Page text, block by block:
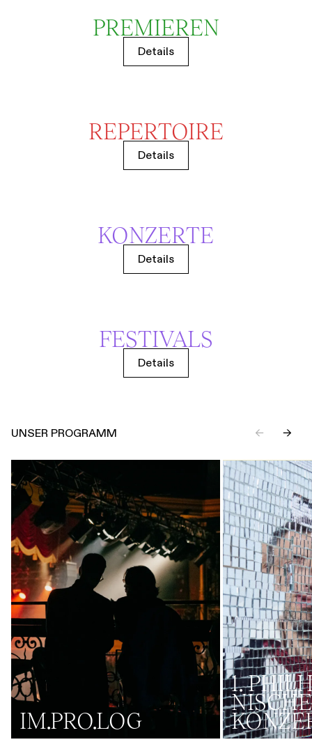
PREMIEREN
Details
REPERTOIRE
Details
KONZERTE
Details
FESTIVALS
Details
UNSER PROGRAMM ← →
IM.PRO.LOG
1.